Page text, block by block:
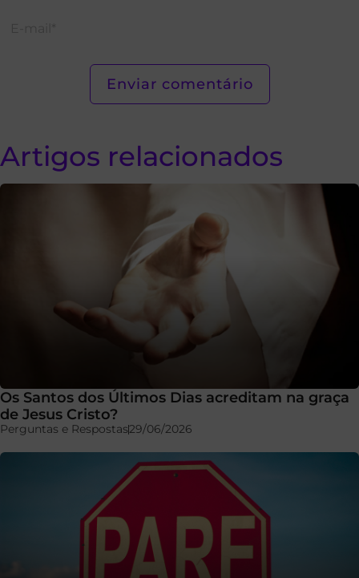
Artigos relacionados
Os Santos dos Últimos Dias acreditam na graça
de Jesus Cristo?
Perguntas e Respostas29/06/2026